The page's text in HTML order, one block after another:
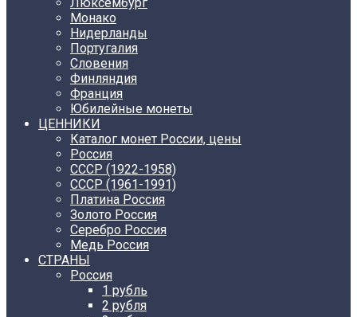
Монако
Нидерланды
Португалия
Словения
Финляндия
Франция
Юбилейные монеты
ЦЕННИКИ
Каталог монет России, цены
Россия
СССР (1922-1958)
CCCР (1961-1991)
Платина Россия
Золото Россия
Серебро Россия
Медь Россия
СТРАНЫ
Россия
1 рубль
2 рубля